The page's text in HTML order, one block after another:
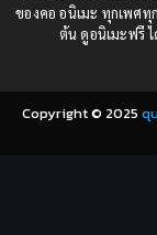
Comic Book
Coming-of-
1980
ของคอ อนิเมะ ทุกเพศทุ
ต้น ดูอนิเมะฟรี
Copyright © 2025